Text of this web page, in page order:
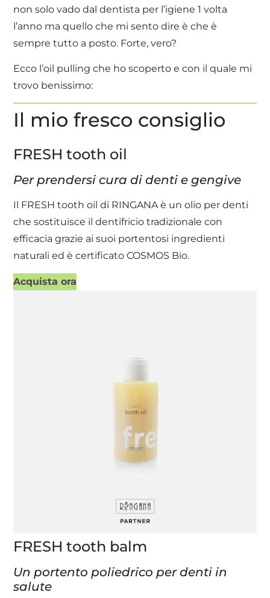
non solo vado dal dentista per l’igiene 1 volta
l’anno ma quello che mi sento dire è che è
sempre tutto a posto. Forte, vero?
Ecco l’oil pulling che ho scoperto e con il quale mi
trovo benissimo:
Il mio fresco consiglio
FRESH tooth oil
Per prendersi cura di denti e gengive
Il FRESH tooth oil di RINGANA è un olio per denti
che sostituisce il dentifricio tradizionale con
efficacia grazie ai suoi portentosi ingredienti
naturali ed è certificato COSMOS Bio.
Acquista ora
FRESH tooth balm
Un portento poliedrico per denti in
salute